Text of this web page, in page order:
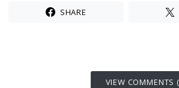
SHARE
VIEW COMMENTS